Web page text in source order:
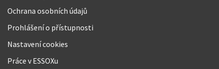
Ochrana osobních údajů
Prohlášení o přístupnosti
Nastavení cookies
Práce v ESSOXu